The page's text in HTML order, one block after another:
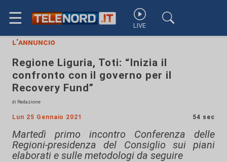
☰ LIVE
l'annuncio
Regione Liguria, Toti: “Inizia il
confronto con il governo per il
Recovery Fund”
di Redazione
Lun 25 Gennaio 2021 54 sec
Martedì primo incontro Conferenza delle
Regioni-presidenza del Consiglio sui piani
elaborati e sulle metodologi da seguire